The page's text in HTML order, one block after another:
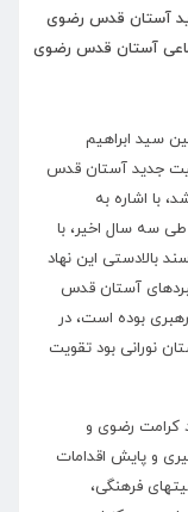
آستان قدس رضوی
آستان قدس رضوی
سید ابراهیم
جدید آستان قدس
با اشاره به
سه سال اخیر، با
بالادستی این نهاد
آستان قدس
بوده است، در
نورانی بود تقویت
کرامت رضوی و
و پایش اقدامات
معاون امور راهبردی، برای انسجام بخشی به فعالیت‎های فرهنگی،